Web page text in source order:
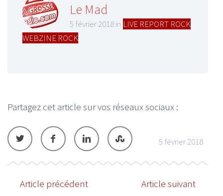
Le Mad
5 février 2018 in LIVE REPORT ROCK
WEBZINE ROCK
Partagez cet article sur vos réseaux sociaux :
5 février 2018
Article précédent Article suivant